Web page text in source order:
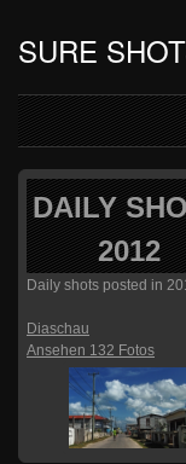
SURE
DAILY
2012
Daily shots posted in
Diaschau
Ansehen 132 Fotos